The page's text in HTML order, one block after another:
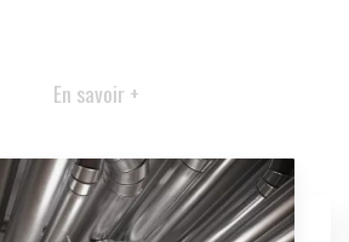
En savoir +